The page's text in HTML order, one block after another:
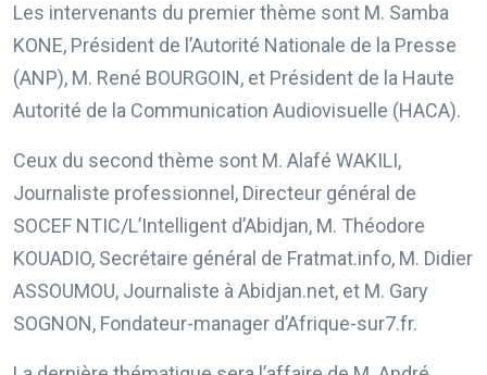
Les intervenants du premier thème sont M. Samba
KONE, Président de l’Autorité Nationale de la Presse
(ANP), M. René BOURGOIN, et Président de la Haute
Autorité de la Communication Audiovisuelle (HACA).
Ceux du second thème sont M. Alafé WAKILI,
Journaliste professionnel, Directeur général de
SOCEF NTIC/L’Intelligent d’Abidjan, M. Théodore
KOUADIO, Secrétaire général de Fratmat.info, M. Didier
ASSOUMOU, Journaliste à Abidjan.net, et M. Gary
SOGNON, Fondateur-manager d’Afrique-sur7.fr.